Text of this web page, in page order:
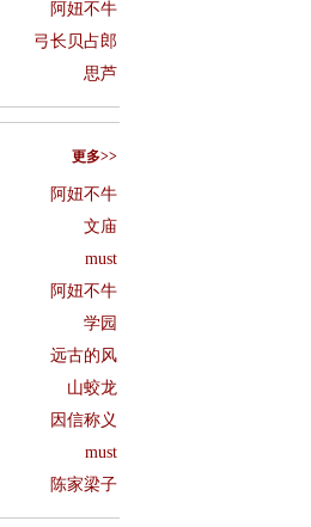
阿妞不牛
弓长贝占郎
思芦
更多>>
阿妞不牛
文庙
must
阿妞不牛
学园
远古的风
山蛟龙
因信称义
must
陈家梁子